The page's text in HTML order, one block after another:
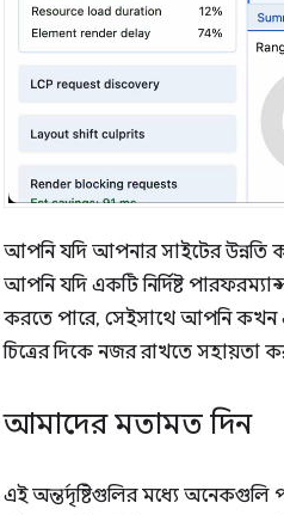
আপনি যদি আপনার সাইটের উন্নতি
আপনি যদি একটি নির্দিষ্ট
করতে পারে, সেইসাথে আপনি কখন
চিত্রের দিকে নজর রাখতে সহায়তা
আমাদের মতামত দিন
এই অন্তর্দৃষ্টিগুলির মধ্যে অনেকগুলি